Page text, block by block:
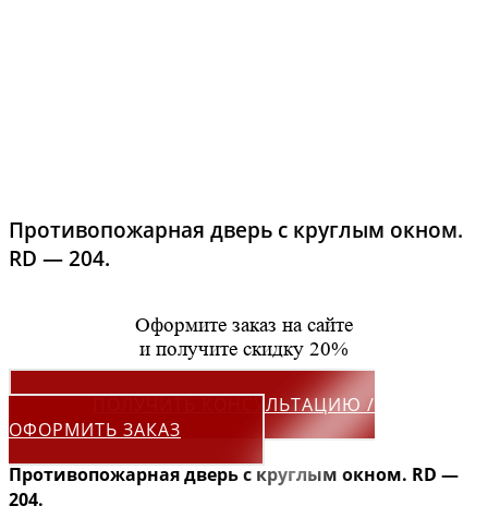
Противопожарная дверь с круглым окном.
RD — 204.
Противопожарная дверь с круглым окном. RD —
204.
Оформите заказ на сайте
и получите скидку 20%
ПОЛУЧИТЬ КОНСУЛЬТАЦИЮ /
ОФОРМИТЬ ЗАКАЗ